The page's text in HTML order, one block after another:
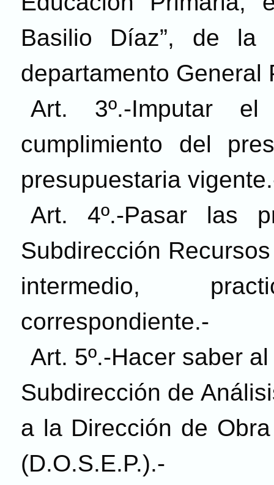
Basilio Díaz”, de la
departamento General
Art. 3º.-Imputar
cumplimiento del
presupuestaria
Art. 4º.-Pasar las
Subdirección
intermedio,
correspondiente.-
Art. 5º.-Hacer saber
Subdirección de
a la Dirección de
(D.O.S.E.P.).-